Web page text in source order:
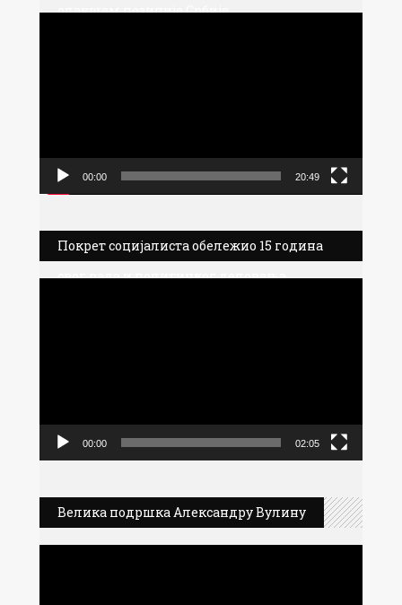
олакшам позиције Србије
00:00 20:49
Покрет социјалиста обележио 15 година
свог рада и политичког деловања
00:00 02:05
Велика подршка Александру Вулину